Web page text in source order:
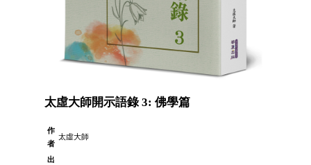
太虛大師開示語錄 3: 佛學篇
作
者
太虛大師
出